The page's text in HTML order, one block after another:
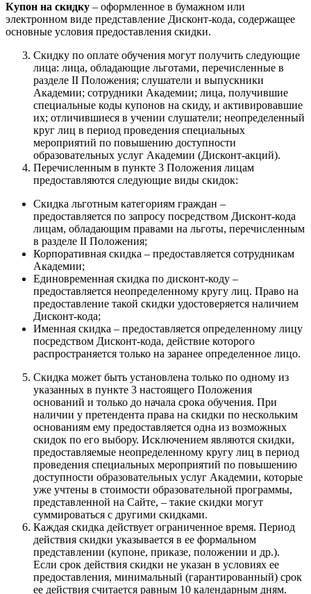
Купон на скидку – оформленное в бумажном или
электронном виде представление Дисконт-кода, содержащее
основные условия предоставления скидки.
Скидку по оплате обучения могут получить следующие
лица: лица, обладающие льготами, перечисленные в
разделе II Положения; слушатели и выпускники
Академии; сотрудники Академии; лица, получившие
специальные коды купонов на скиду, и активировавшие
их; отличившиеся в учении слушатели; неопределенный
круг лиц в период проведения специальных
мероприятий по повышению доступности
образовательных услуг Академии (Дисконт-акций).
Перечисленным в пункте 3 Положения лицам
предоставляются следующие виды скидок:
Скидка льготным категориям граждан –
предоставляется по запросу посредством Дисконт-кода
лицам, обладающим правами на льготы, перечисленным
в разделе II Положения;
Корпоративная скидка – предоставляется сотрудникам
Академии;
Единовременная скидка по дисконт-коду –
предоставляется неопределенному кругу лиц. Право на
предоставление такой скидки удостоверяется наличием
Дисконт-кода;
Именная скидка – предоставляется определенному лицу
посредством Дисконт-кода, действие которого
распространяется только на заранее определенное лицо.
Скидка может быть установлена только по одному из
указанных в пункте 3 настоящего Положения
оснований и только до начала срока обучения. При
наличии у претендента права на скидки по нескольким
основаниям ему предоставляется одна из возможных
скидок по его выбору. Исключением являются скидки,
предоставляемые неопределенному кругу лиц в период
проведения специальных мероприятий по повышению
доступности образовательных услуг Академии, которые
уже учтены в стоимости образовательной программы,
представленной на Сайте, – такие скидки могут
суммироваться с другими скидками.
Каждая скидка действует ограниченное время. Период
действия скидки указывается в ее формальном
представлении (купоне, приказе, положении и др.).
Если срок действия скидки не указан в условиях ее
предоставления, минимальный (гарантированный) срок
ее действия считается равным 10 календарным дням.